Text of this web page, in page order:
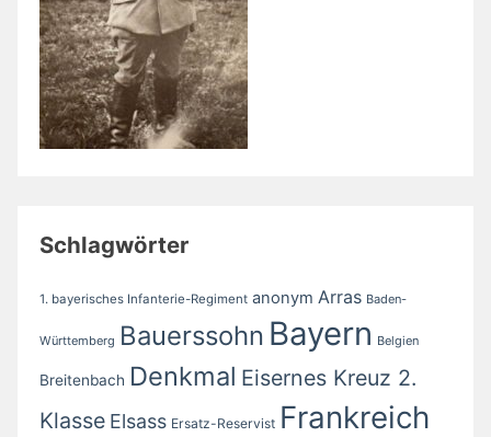
Schlagwörter
1. bayerisches Infanterie-Regiment anonym Arras Baden-
Württemberg Bauerssohn Bayern Belgien
Breitenbach Denkmal Eisernes Kreuz 2.
Klasse Elsass Ersatz-Reservist Frankreich